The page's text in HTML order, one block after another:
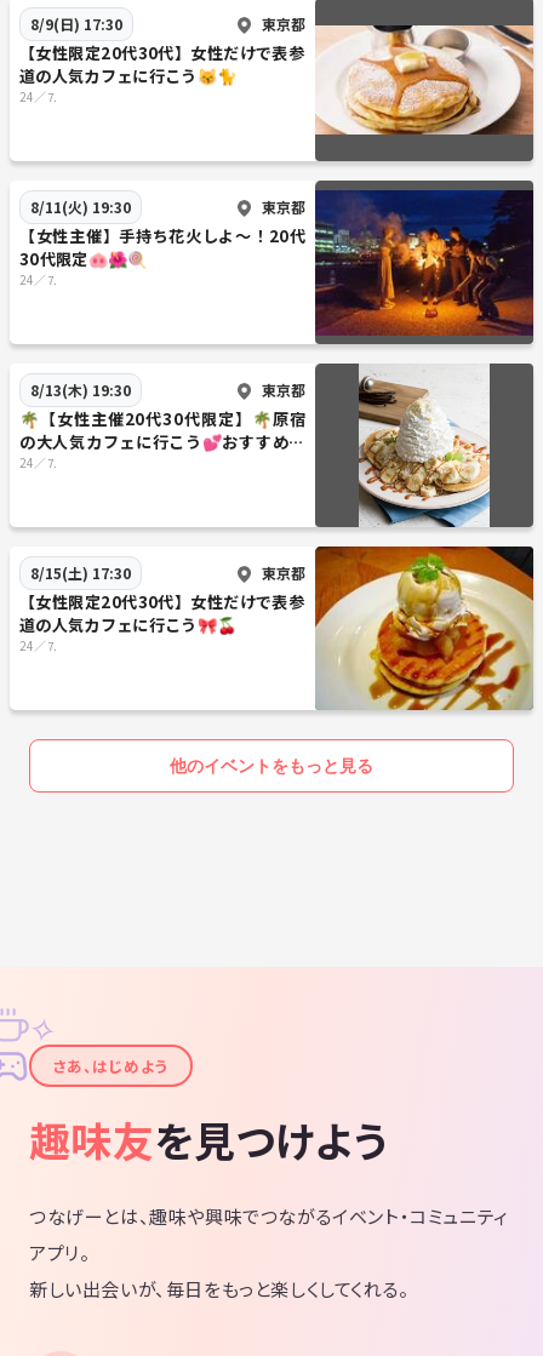
8/9(日) 17:30 東京都
【女性限定20代30代】女性だけで表参
道の人気カフェに行こう😽🐈
24／⒎
8/11(火) 19:30 東京都
【女性主催】手持ち花火しよ〜！20代
30代限定🐽🌺🍭
24／⒎
8/13(木) 19:30 東京都
🌴【女性主催20代30代限定】🌴原宿
の大人気カフェに行こう💕おすすめは
塩バニラパンケーキ🐱😽
24／⒎
8/15(土) 17:30 東京都
【女性限定20代30代】女性だけで表参
道の人気カフェに行こう🎀🍒
24／⒎
他のイベントをもっと見る
✦
✧
さあ、はじめよう
趣味友を見つけよう
つなげーとは、趣味や興味でつながるイベント・コミュニティ
アプリ。
新しい出会いが、毎日をもっと楽しくしてくれる。